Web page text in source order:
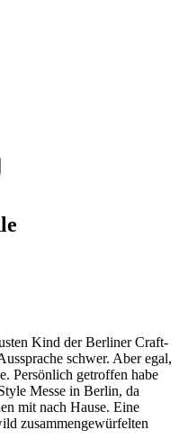
Kind der Berliner Craft-
schwer. Aber egal,
Persönlich getroffen habe
Messe in Berlin, da
mit nach Hause. Eine
zusammengewürfelten